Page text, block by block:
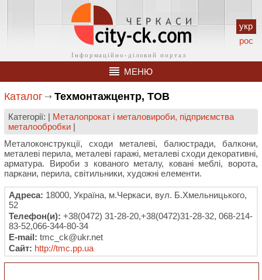
укр
рос
МЕНЮ
Каталог Техмонтажцентр, ТОВ
Категорії: | Металопрокат і металовироби, підприємства
металообробки |
Металоконструкції, сходи металеві, балюстради, балкони,
металеві перила, металеві гаражі, металеві сходи декоративні,
арматура. Вироби з кованого металу, ковані меблі, ворота,
паркани, перила, світильники, художні елементи.
Адреса: 18000, Україна, м.Черкаси, вул. Б.Хмельницького,
52
Телефон(и): +38(0472) 31-28-20,+38(0472)31-28-32, 068-214-
83-52,066-344-80-34
E-mail: tmc_ck@ukr.net
Сайт: http://tmс.pp.ua